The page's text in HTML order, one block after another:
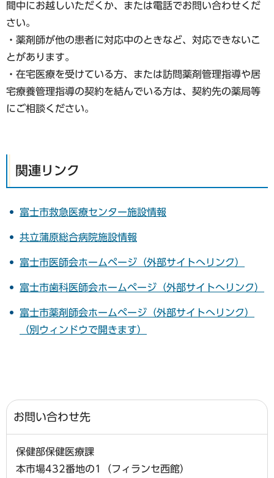
間中にお越しいただくか、または電話でお問い合わせくだ
さい。
・薬剤師が他の患者に対応中のときなど、対応できないこ
とがあります。
・在宅医療を受けている方、または訪問薬剤管理指導や居
宅療養管理指導の契約を結んでいる方は、契約先の薬局等
にご相談ください。
関連リンク
富士市救急医療センター施設情報
共立蒲原総合病院施設情報
富士市医師会ホームページ（外部サイトへリンク）
富士市歯科医師会ホームページ（外部サイトへリンク）
富士市薬剤師会ホームページ（外部サイトへリンク）
（別ウィンドウで開きます）
お問い合わせ先
保健部保健医療課
本市場432番地の1（フィランセ西館）